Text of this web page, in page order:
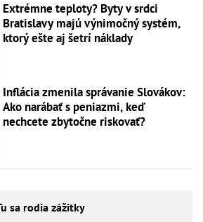
Extrémne teploty? Byty v srdci
Bratislavy majú výnimočný systém,
ktorý ešte aj šetrí náklady
Inflácia zmenila správanie Slovákov:
Ako narábať s peniazmi, keď
nechcete zbytočne riskovať?
sa rodia zážitky